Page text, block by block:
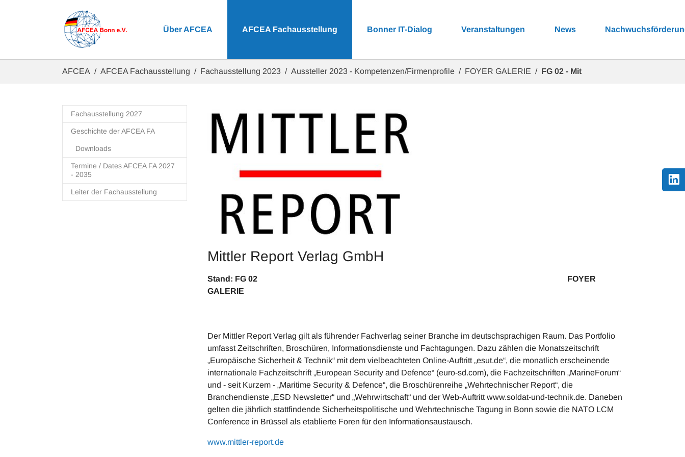
Über AFCEA AFCEA Fachausstellung Bonner IT-Dialog Veranstaltungen News
AFCEA AFCEA Fachausstellung Fachausstellung 2023 Aussteller 2023 - Kompetenzen/Firmenprofile FOYER GALERIE FG 02 - Mit
Fachausstellung 2027
Geschichte der AFCEA FA
Downloads
Termine / Dates AFCEA FA 2027
- 2035
Leiter der Fachausstellung
Mittler Report Verlag GmbH
Stand: FG 02 FOYER
GALERIE
Der Mittler Report Verlag gilt als führender Fachverlag seiner Branche im deutschsprachigen Raum. Das Portfolio
umfasst Zeitschriften, Broschüren, Informationsdienste und Fachtagungen. Dazu zählen die Monatszeitschrift
„Europäische Sicherheit & Technik“ mit dem vielbeachteten Online-Auftritt „esut.de“, die monatlich erscheinende
internationale Fachzeitschrift „European Security and Defence“ (euro-sd.com), die Fachzeitschriften „MarineForum“
und - seit Kurzem - „Maritime Security & Defence“, die Broschürenreihe „Wehrtechnischer Report“, die
Branchendienste „ESD Newsletter“ und „Wehrwirtschaft“ und der Web-Auftritt www.soldat-und-technik.de. Daneben
gelten die jährlich stattfindende Sicherheitspolitische und Wehrtechnische Tagung in Bonn sowie die NATO LCM
Conference in Brüssel als etablierte Foren für den Informationsaustausch.
www.mittler-report.de